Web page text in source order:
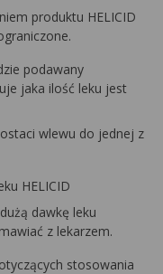
produktu HELICID
podawany
jaka ilość leku jest
wlewu do jednej z
HELICID
dawkę leku
z lekarzem.
stosowania